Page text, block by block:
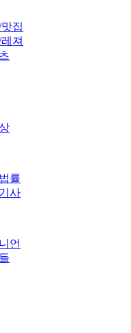
집
져
률
사
언